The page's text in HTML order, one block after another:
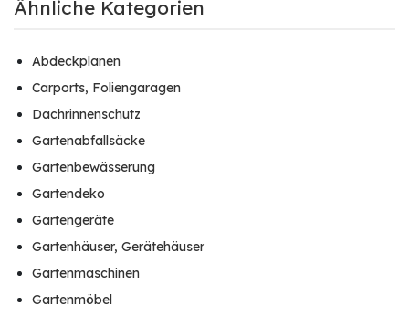
Ähnliche Kategorien
Abdeckplanen
Carports, Foliengaragen
Dachrinnenschutz
Gartenabfallsäcke
Gartenbewässerung
Gartendeko
Gartengeräte
Gartenhäuser, Gerätehäuser
Gartenmaschinen
Gartenmöbel